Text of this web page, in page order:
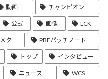
動画 チャンピオン
公式 画像 LCK
メタ PBEパッチノート
トップ インタビュー
ニュース WCS